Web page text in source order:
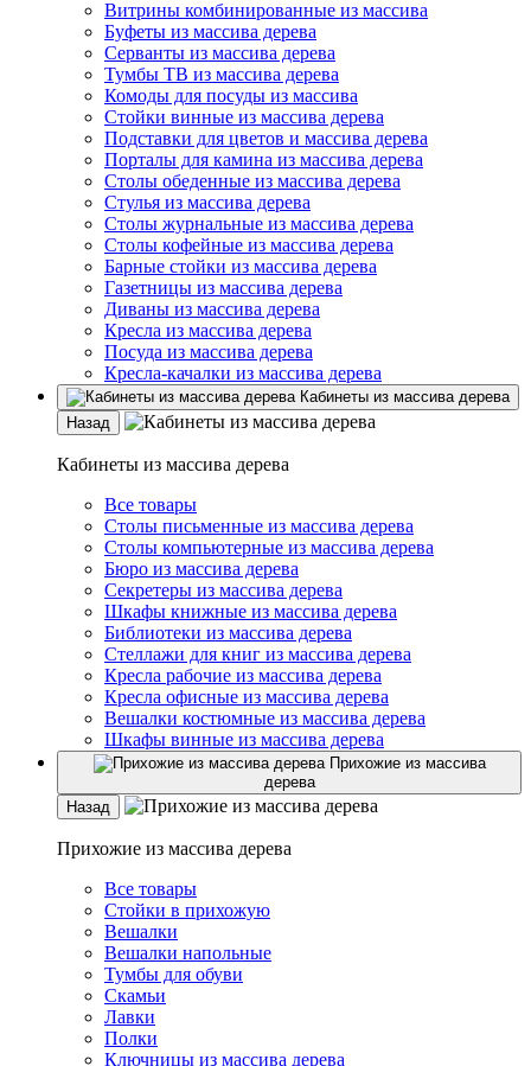
Витрины комбинированные из массива
Буфеты из массива дерева
Серванты из массива дерева
Тумбы ТВ из массива дерева
Комоды для посуды из массива
Стойки винные из массива дерева
Подставки для цветов и массива дерева
Порталы для камина из массива дерева
Столы обеденные из массива дерева
Стулья из массива дерева
Столы журнальные из массива дерева
Столы кофейные из массива дерева
Барные стойки из массива дерева
Газетницы из массива дерева
Диваны из массива дерева
Кресла из массива дерева
Посуда из массива дерева
Кресла-качалки из массива дерева
Кабинеты из массива дерева
Назад
Кабинеты из массива дерева
Все товары
Столы письменные из массива дерева
Столы компьютерные из массива дерева
Бюро из массива дерева
Секретеры из массива дерева
Шкафы книжные из массива дерева
Библиотеки из массива дерева
Стеллажи для книг из массива дерева
Кресла рабочие из массива дерева
Кресла офисные из массива дерева
Вешалки костюмные из массива дерева
Шкафы винные из массива дерева
Прихожие из массива
дерева
Назад
Прихожие из массива дерева
Все товары
Стойки в прихожую
Вешалки
Вешалки напольные
Тумбы для обуви
Скамьи
Лавки
Полки
Ключницы из массива дерева